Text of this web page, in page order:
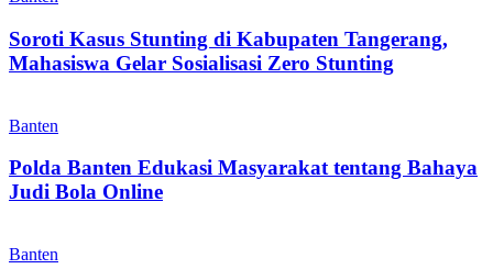
Soroti Kasus Stunting di Kabupaten Tangerang,
Mahasiswa Gelar Sosialisasi Zero Stunting
Banten
Polda Banten Edukasi Masyarakat tentang Bahaya
Judi Bola Online
Banten